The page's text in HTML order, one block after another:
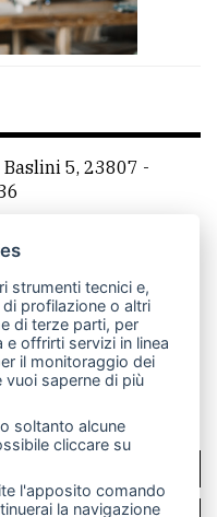
Baslini 5, 23807 -
RSS
strumenti tecnici e,
profilazione o altri
di terze parti, per
offrirti servizi in linea
il monitoraggio dei
saperne di più
soltanto alcune
cliccare su
l'apposito comando
la navigazione